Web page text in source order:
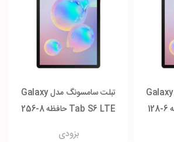
تبلت سامسونگ مدل Galaxy
Tab S6 LTE حافظه 6-128
تبلت سامسونگ مدل Galaxy
Tab S6 LTE حافظه 8-256
بزودی